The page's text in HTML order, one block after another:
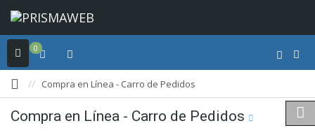
0
Compra en Línea - Carro de Pedidos
Compra en Línea - Carro de Pedidos